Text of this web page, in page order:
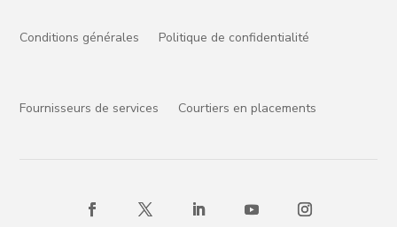
Conditions générales Politique de confidentialité
Fournisseurs de services Courtiers en placements